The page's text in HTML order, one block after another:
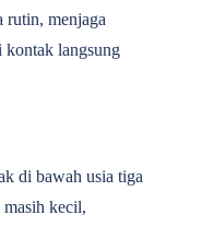
rutin, menjaga
kontak langsung
di bawah usia tiga
masih kecil,